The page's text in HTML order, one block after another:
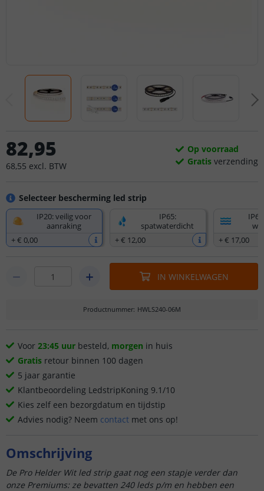
Selecteer bescherming led strip
IP20: veilig voor
aanraking
+€ 0,00
IP65:
spatwaterdicht
+€ 12,00
+€ 17,00
82,95
68,55 excl. BTW
Op voorraad
Gratis verzending
IN WINKELWAGEN
Productnummer: HWLS240-06M
Voor 23:45 uur besteld, morgen in huis
Gratis retour binnen 100 dagen
5 jaar garantie
Klantbeoordeling LedstripKoning 9.1/10
Kies zelf een bezorgdatum en tijdstip
Advies nodig? Neem contact met ons op!
Omschrijving
De Pro Helder Wit led strip gaat nog een stapje verder dan
onze Premiums: ze bevatten 240 leds p/m en hebben een